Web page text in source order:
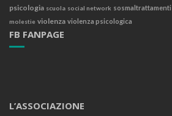
psicologia scuola social network sosmaltrattamenti
molestie violenza violenza psicologica
FB FANPAGE
L’ASSOCIAZIONE